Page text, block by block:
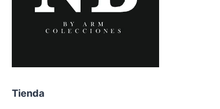
Tienda